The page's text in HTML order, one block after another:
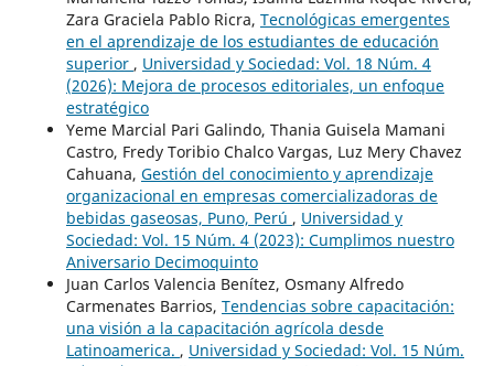
Zara Graciela Pablo Ricra, Tecnológicas emergentes
en el aprendizaje de los estudiantes de educación
superior , Universidad y Sociedad: Vol. 18 Núm. 4
(2026): Mejora de procesos editoriales, un enfoque
estratégico
Yeme Marcial Pari Galindo, Thania Guisela Mamani
Castro, Fredy Toribio Chalco Vargas, Luz Mery Chavez
Cahuana, Gestión del conocimiento y aprendizaje
organizacional en empresas comercializadoras de
bebidas gaseosas, Puno, Perú , Universidad y
Sociedad: Vol. 15 Núm. 4 (2023): Cumplimos nuestro
Aniversario Decimoquinto
Juan Carlos Valencia Benítez, Osmany Alfredo
Carmenates Barrios, Tendencias sobre capacitación:
una visión a la capacitación agrícola desde
Latinoamerica. , Universidad y Sociedad: Vol. 15 Núm.